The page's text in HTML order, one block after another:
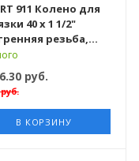
911 Колено для
40 х 1 1/2"
резьба,
25 штук в
руб.
В КОРЗИНУ